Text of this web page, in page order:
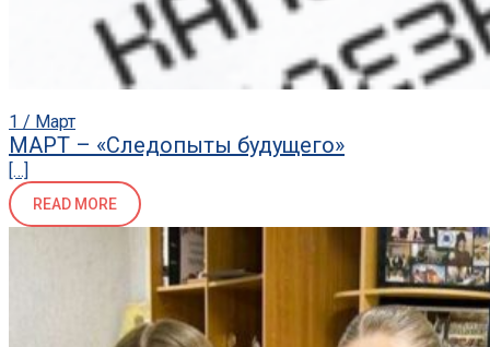
1 / Март
МАРТ – «Следопыты будущего»
[…]
READ MORE